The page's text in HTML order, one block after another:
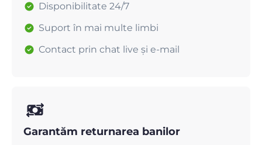
Disponibilitate 24/7
Suport în mai multe limbi
Contact prin chat live și e-mail
Garantăm returnarea banilor